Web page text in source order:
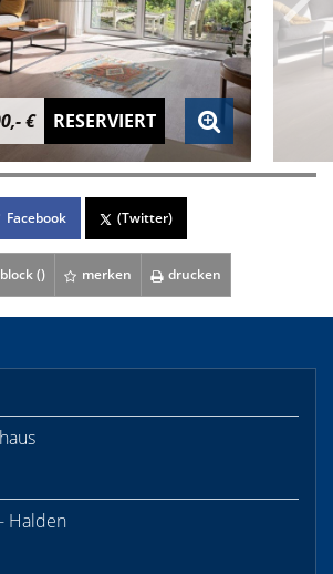
€ RESERVIERT
Facebook (Twitter)
() merken drucken
Halden